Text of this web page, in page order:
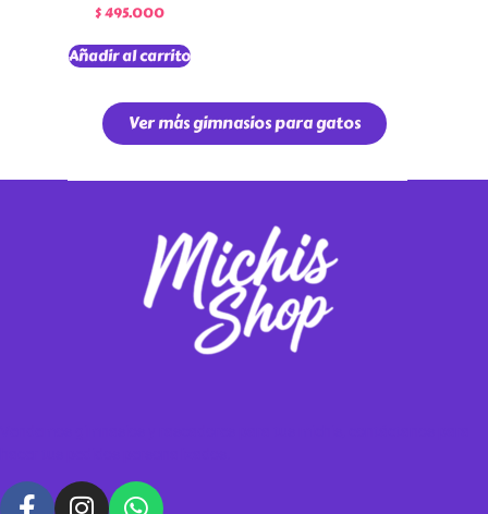
$495.000
Añadir al carrito
Ver más gimnasios para gatos